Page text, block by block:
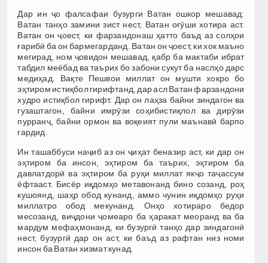
Дар ин ҷо фалсафаи бузурги Ватан ошкор мешавад:
Ватан танҳо замини зист нест, Ватан оғӯши хотира аст.
Ватан он ҷоест, ки фарзандонаш ҳатто баъд аз солҳои
ғарибӣ ба он бармегарданд. Ватан он ҷоест, ки хок маъно
мегирад, ном ҷовидон мешавад, қабр ба мактаби ибрат
табдил меёбад ва таърих бо забони сукут ба наслҳо дарс
медиҳад. Вақте Пешвои миллат он мушти хокро бо
эҳтиром истиқбол гирифтанд, дар асл Ватан фарзандони
худро истиқбол гирифт. Дар он лаҳза байни зиндагон ва
гузаштагон, байни имрӯзи соҳибистиқлол ва дирӯзи
пурранҷ, байни ормон ва воқеият пули маънавӣ барпо
гардид.
Ин ташаббуси наҷиб аз он ҷиҳат беназир аст, ки дар он
эҳтиром ба инсон, эҳтиром ба таърих, эҳтиром ба
давлатдорӣ ва эҳтиром ба руҳи миллат якҷо таҷассум
ёфтааст. Бисёр иқдомҳо метавонанд бино созанд, роҳ
кушоянд, шаҳр обод кунанд, аммо чунин иқдомҳо руҳи
миллатро обод мекунанд. Онҳо хотираро бедор
месозанд, виҷдони ҷомеаро ба ҳаракат меоранд ва ба
мардум мефаҳмонанд, ки бузургӣ танҳо дар зиндагонӣ
нест, бузургӣ дар он аст, ки баъд аз рафтан низ номи
инсон ба Ватан хизмат кунад.